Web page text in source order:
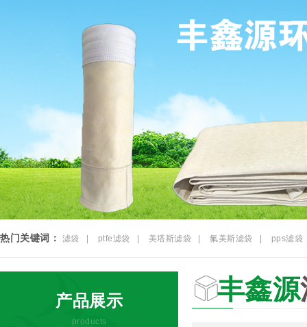
热门关键词： 滤袋 ptfe滤袋 美塔斯滤袋 氟美斯滤袋 pps滤袋
产品展示
products
丰鑫源